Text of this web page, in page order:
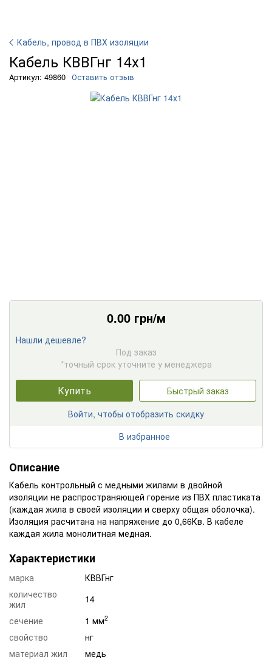
Кабель, провод в ПВХ изоляции
Кабель КВВГнг 14х1
Артикул: 49860 Оставить отзыв
0.00грн/м
Нашли дешевле?
Под заказ
*точный срок уточните у менеджера
Купить
Быстрый заказ
Войти, чтобы отобразить скидку
В избранное
Описание
Кабель контрольный с медными жилами в двойной
изоляции не распространяющей горение из ПВХ пластиката
(каждая жила в своей изоляции и сверху общая оболочка).
Изоляция расчитана на напряжение до 0,66Кв. В кабеле
каждая жила монолитная медная.
Характеристики
марка
КВВГнг
количество
жил
14
сечение
1 мм2
свойство
нг
материал жил
медь